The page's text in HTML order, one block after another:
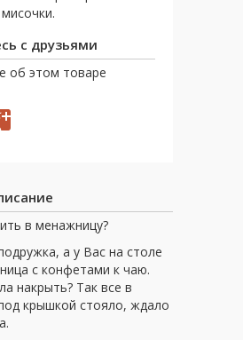
с друзьями
об этом товаре
в менажницу?
а у Вас на столе
с конфетами к чаю.
накрыть? Так все в
крышкой стояло, ждало